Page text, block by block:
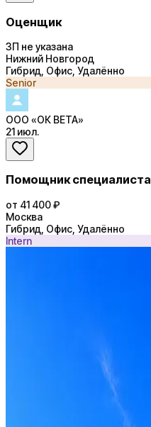
Оценщик
ЗП не указана
Нижний Новгород
Гибрид, Офис, Удалённо
Senior
ООО «ОК ВЕТА»
21 июл.
Помощник специалиста
от 41 400 ₽
Москва
Гибрид, Офис, Удалённо
Intern